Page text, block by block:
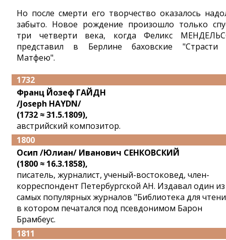
Но после смерти его творчество оказалось
забыто. Новое рождение произошло только
три четверти века, когда Феликс
представил в Берлине баховские "Страсти
Матфею".
1732
Франц Йозеф ГАЙДН
/Joseph HAYDN/
(1732 ≈ 31.5.1809),
австрийский композитор.
1800
Осип /Юлиан/ Иванович СЕНКОВСКИЙ
(1800 ≈ 16.3.1858),
писатель, журналист, ученый-востоковед, член-
корреспондент Петербургской АН. Издавал один из
самых популярных журналов "Библиотека для
в котором печатался под псевдонимом Барон
Брамбеус.
1811